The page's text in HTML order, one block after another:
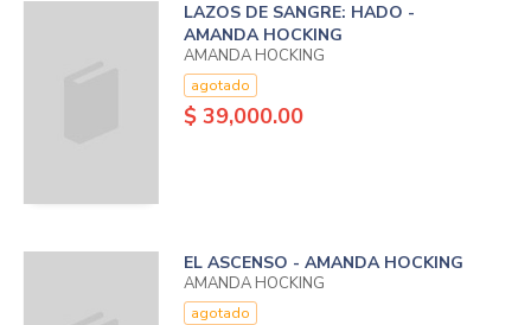
LAZOS DE SANGRE: HADO -
AMANDA HOCKING
AMANDA HOCKING
agotado
$ 39,000.00
EL ASCENSO - AMANDA HOCKING
AMANDA HOCKING
agotado